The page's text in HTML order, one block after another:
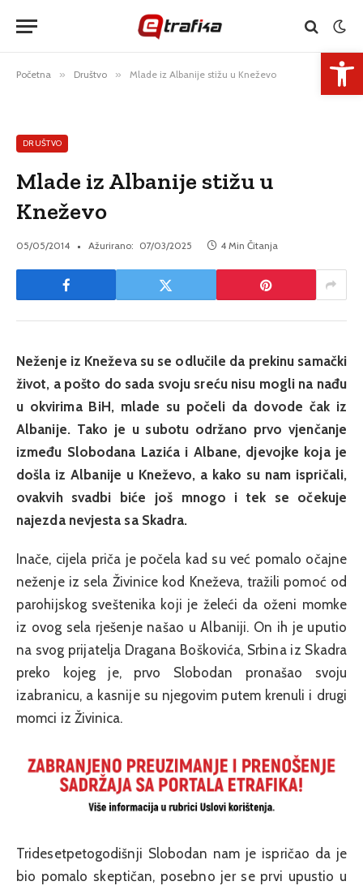
Početna » Društvo » Mlade iz Albanije stižu u Kneževo
DRUŠTVO
Mlade iz Albanije stižu u
Kneževo
05/05/2014 Ažurirano: 07/03/2025 4 Min Čitanja
Neženje iz Kneževa su se odlučile da prekinu samački
život, a pošto do sada svoju sreću nisu mogli na nađu
u okvirima BiH, mlade su počeli da dovode čak iz
Albanije. Tako je u subotu održano prvo vjenčanje
između Slobodana Lazića i Albane, djevojke koja je
došla iz Albanije u Kneževo, a kako su nam ispričali,
ovakvih svadbi biće još mnogo i tek se očekuje
najezda nevjesta sa Skadra.
Inače, cijela priča je počela kad su već pomalo očajne
neženje iz sela Živinice kod Kneževa, tražili pomoć od
parohijskog sveštenika koji je želeći da oženi momke
iz ovog sela rješenje našao u Albaniji. On ih je uputio
na svog prijatelja Dragana Boškovića, Srbina iz Skadra
preko kojeg je, prvo Slobodan pronašao svoju
izabranicu, a kasnije su njegovim putem krenuli i drugi
momci iz Živinica.
Tridesetpetogodišnji Slobodan nam je ispričao da je
bio pomalo skeptičan, posebno jer se prvi upustio u